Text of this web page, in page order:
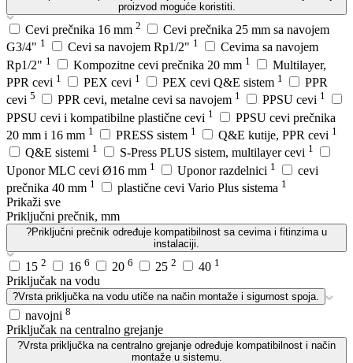
proizvod moguće koristiti.
Cevi prečnika 16 mm 2
Cevi prečnika 25 mm sa navojem
G3/4" 1 Cevi sa navojem Rp1/2" 1
Cevima sa navojem
Rp1/2" 1 Kompozitne cevi prečnika 20 mm 1
Multilayer,
PPR cevi 1 PEX cevi 1 PEX cevi Q&E sistem 1
PPR
cevi 5 PPR cevi, metalne cevi sa navojem 1 PPSU cevi 1
PPSU cevi i kompatibilne plastične cevi 1
PPSU cevi prečnika
20 mm i 16 mm 1 PRESS sistem 1 Q&E kutije, PPR cevi 1
Q&E sistemi 1 S-Press PLUS sistem, multilayer cevi 1
Uponor MLC cevi Ø16 mm 1 Uponor razdelnici 1
cevi
prečnika 40 mm 1 plastične cevi Vario Plus sistema 1
Prikaži sve
Priključni prečnik, mm
?Priključni prečnik određuje kompatibilnost sa cevima i fitinzima u
instalaciji.
15 2 16 6 20 6 25 2 40 1
Priključak na vodu
?Vrsta priključka na vodu utiče na način montaže i sigurnost spoja.
navojni 8
Priključak na centralno grejanje
?Vrsta priključka na centralno grejanje određuje kompatibilnost i način
montaže u sistemu.